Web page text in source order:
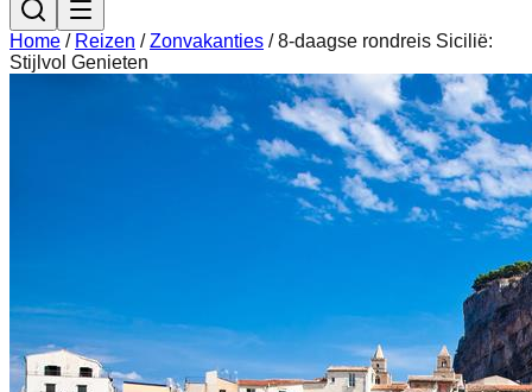
Home / Reizen /Zonvakanties /8-daagse rondreis Sicilië:
Stijlvol Genieten